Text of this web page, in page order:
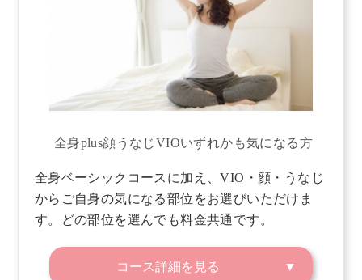
全身plus顔うなじVIOいずれかも気になる方
全身ベーシックコースに加え、VIO・顔・うなじ
からご自身の気になる部位をお選びいただけま
す。どの部位を選んでも料金共通です。
コース詳細を見る